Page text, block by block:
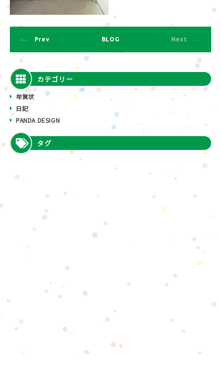
Prev BLOG Next
カテゴリー
年賀状
日記
PANDA DESIGN
タグ